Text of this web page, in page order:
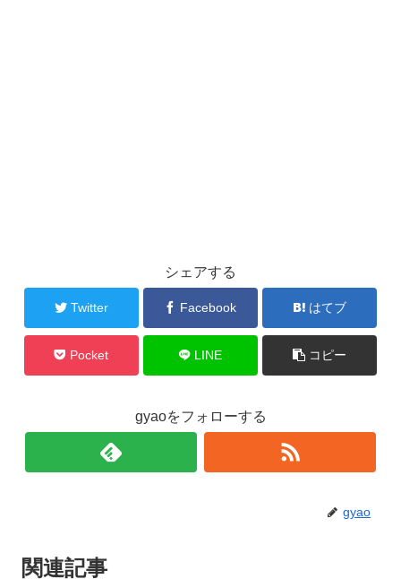
シェアする
Twitter Facebook はてブ
Pocket LINE コピー
gyaoをフォローする
gyao
関連記事